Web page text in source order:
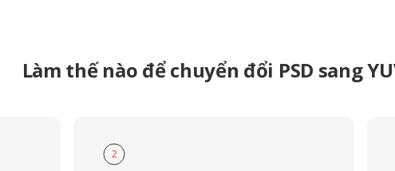
Làm thế nào để chuyển đổi PSD sang
2